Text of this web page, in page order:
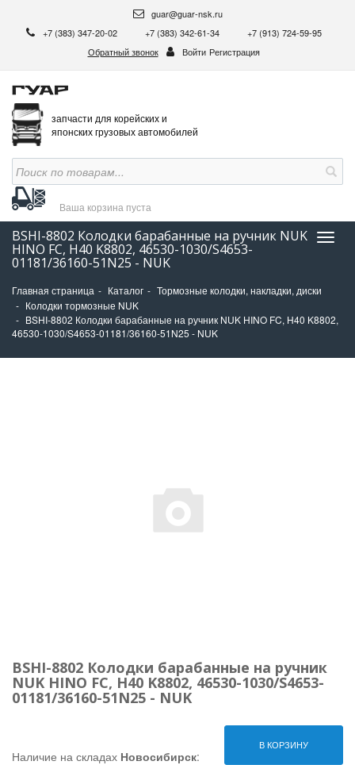
guar@guar-nsk.ru
+7 (383) 347-20-02
+7 (383) 342-61-34
+7 (913) 724-59-95
Обратный звонок
Войти Регистрация
запчасти для корейских и
японских грузовых автомобилей
Ваша корзина пуста
BSHI-8802 Колодки барабанные на ручник NUK
HINO FC, H40 K8802, 46530-1030/S4653-
01181/36160-51N25 - NUK
Главная страница Каталог
Тормозные колодки, накладки, диски
Колодки тормозные NUK
BSHI-8802 Колодки барабанные на ручник NUK HINO FC, H40 K8802,
46530-1030/S4653-01181/36160-51N25 - NUK
BSHI-8802 Колодки барабанные на ручник
NUK HINO FC, H40 K8802, 46530-1030/S4653-
01181/36160-51N25 - NUK
В КОРЗИНУ
Наличие на складах Новосибирск: